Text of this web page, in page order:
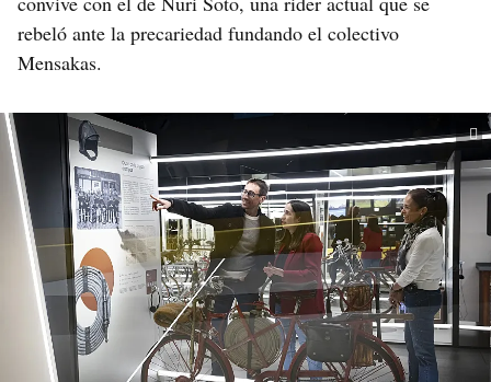
rebeló ante la precariedad fundando el colectivo
Mensakas.